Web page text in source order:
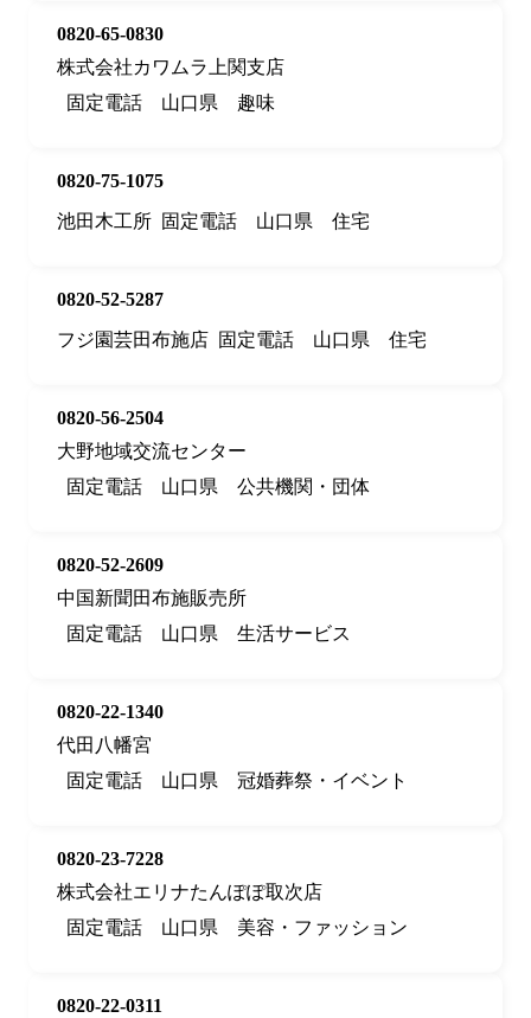
0820-65-0830
株式会社カワムラ上関支店
固定電話
山口県 趣味
0820-75-1075
池田木工所 固定電話 山口県 住宅
0820-52-5287
フジ園芸田布施店 固定電話 山口県 住宅
0820-56-2504
大野地域交流センター
固定電話
山口県 公共機関・団体
0820-52-2609
中国新聞田布施販売所
固定電話
山口県 生活サービス
0820-22-1340
代田八幡宮
固定電話
山口県 冠婚葬祭・イベント
0820-23-7228
株式会社エリナたんぽぽ取次店
固定電話
山口県 美容・ファッション
0820-22-0311